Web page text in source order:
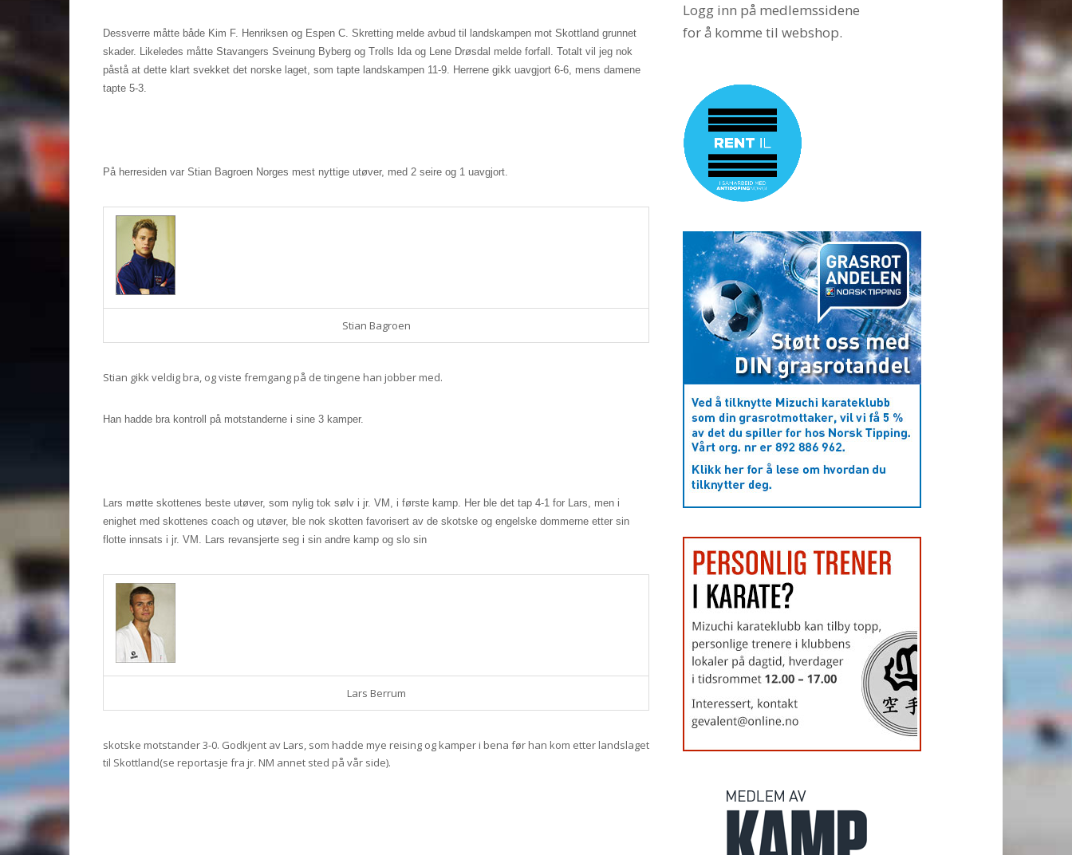
Dessverre måtte både Kim F. Henriksen og Espen C. Skretting melde avbud til landskampen mot Skottland grunnet
skader. Likeledes måtte Stavangers Sveinung Byberg og Trolls Ida og Lene Drøsdal melde forfall. Totalt vil jeg nok
påstå at dette klart svekket det norske laget, som tapte landskampen 11-9. Herrene gikk uavgjort 6-6, mens damene
tapte 5-3.
På herresiden var Stian Bagroen Norges mest nyttige utøver, med 2 seire og 1 uavgjort.
Stian Bagroen
Stian gikk veldig bra, og viste fremgang på de tingene han jobber med.
Han hadde bra kontroll på motstanderne i sine 3 kamper.
Lars møtte skottenes beste utøver, som nylig tok sølv i jr. VM, i første kamp. Her ble det tap 4-1 for Lars, men i
enighet med skottenes coach og utøver, ble nok skotten favorisert av de skotske og engelske dommerne etter sin
flotte innsats i jr. VM. Lars revansjerte seg i sin andre kamp og slo sin
Lars Berrum
skotske motstander 3-0. Godkjent av Lars, som hadde mye reising og kamper i bena før han kom etter landslaget
til Skottland(se reportasje fra jr. NM annet sted på vår side).
Logg inn på medlemssidene
for å komme til webshop.